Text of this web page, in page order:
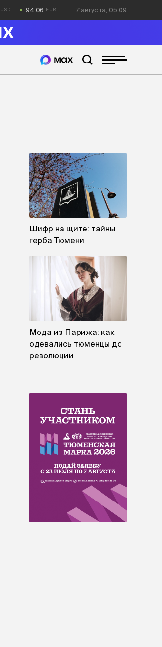
94.06 7 августа, 05:09
Шифр на щите: тайны
герба Тюмени
Мода из Парижа: как
одевались тюменцы до
революции